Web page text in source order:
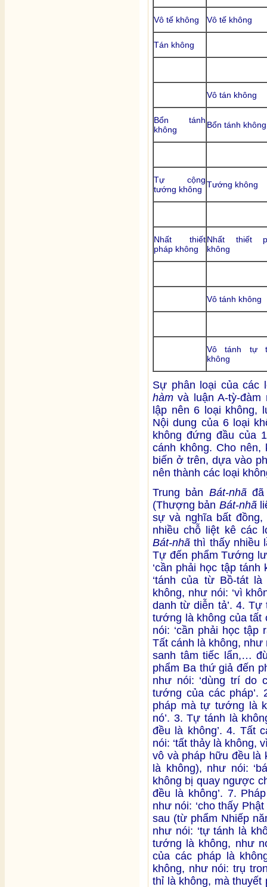
Vô tế không Vô tế không
Tán không
Vô tán không
Bổn tánh
không
Bổn tánh không
Tự cộng
tướng không Tướng không
Nhất thiết
pháp không
Nhất thiết
không
Vô tánh không
Vô tánh tự
không
Sự phân loại của các
hàm và luận A-tỳ-
lập nên 6 loại không,
Nội dung của 6 loại
không đứng đầu của
cánh không. Cho
biến ở trên, dựa vào
nên thành các loại
Trung bản Bát-nhãđã
(Thượng bản Bát-nhã
sự và nghĩa bất
nhiều chỗ liệt kê các
Bát-nhã thì thấy nhiều
Tự đến phẩm Tướng
‘cần phải học tập
‘tánh của từ Bồ-tát
không, như nói: ‘vì
danh từ diễn tả’. 4.
tướng là không của tất
nói: ‘cần phải học tập
Tất cánh là không, như
sanh tâm tiếc lẩn,…
phẩm Ba thứ giả đến
như nói: ‘dùng trí do
tướng của các pháp’.
pháp mà tự tướng là
nó’. 3. Tự tánh là
đều là không’. 4. Tất
nói: ‘tất thảy là không,
vô và pháp hữu đều là
là không), như nói:
không bị quay ngược
đều là không’. 7.
như nói: ‘cho thấy
sau (từ phẩm Nhiếp
như nói: ‘tự tánh là
tướng là không, như
của các pháp là
không, như nói: trụ
thỉ là không, mà thuyết